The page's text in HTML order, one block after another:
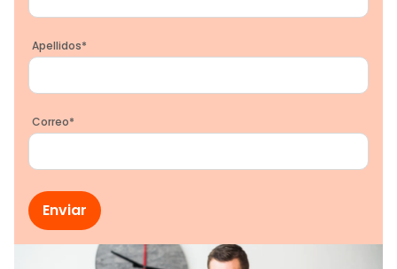
Apellidos*
Correo*